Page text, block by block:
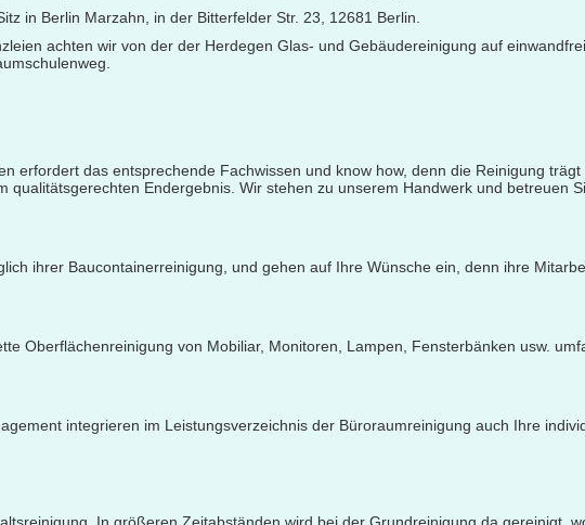
in Berlin Marzahn, in der Bitterfelder Str. 23, 12681 Berlin.
achten wir von der der Herdegen Glas- und Gebäudereinigung auf
erfordert das entsprechende Fachwissen und know how, denn die Reinigung
qualitätsgerechten Endergebnis. Wir stehen zu unserem Handwerk und betreuen
ihrer Baucontainerreinigung, und gehen auf Ihre Wünsche ein, denn ihre
Oberflächenreinigung von Mobiliar, Monitoren, Lampen, Fensterbänken usw.
integrieren im Leistungsverzeichnis der Büroraumreinigung auch Ihre